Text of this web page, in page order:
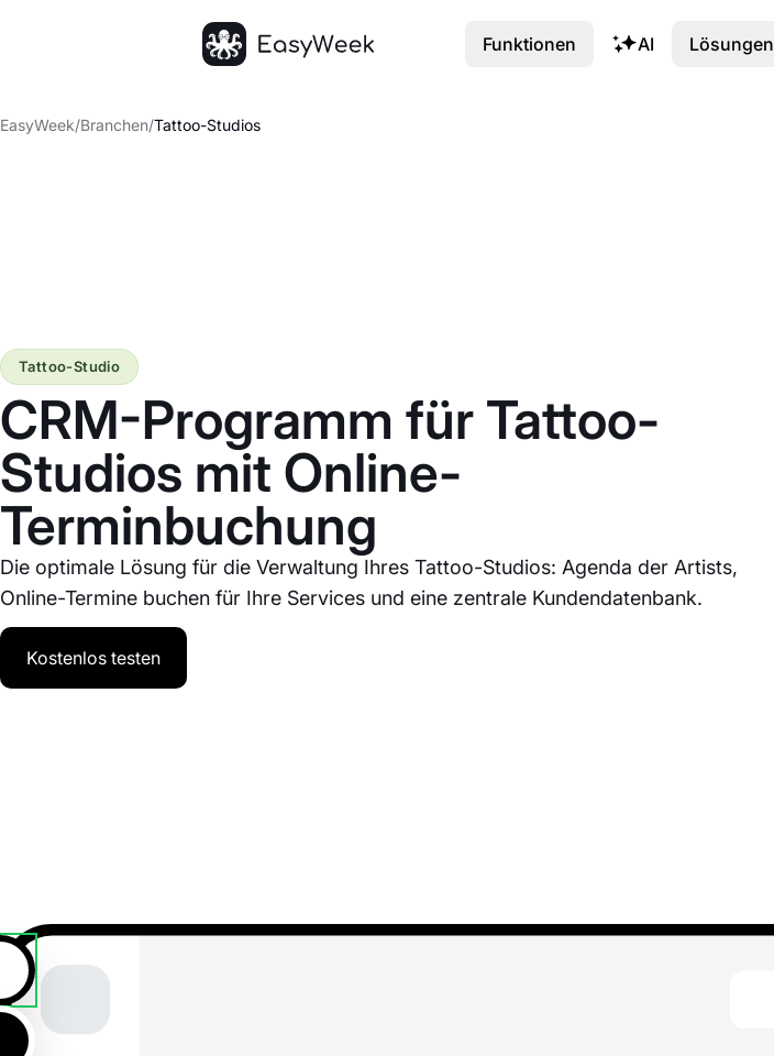
EasyWeek/Branchen/Tattoo-Studios
CRM-Programm für Tattoo-
Studios mit Online-
Terminbuchung
Die optimale Lösung für die Verwaltung Ihres Tattoo-Studios: Agenda der Artists,
Online-Termine buchen für Ihre Services und eine zentrale Kundendatenbank.
Tattoo-Studio
Kostenlos testen
Funktionen AI Lösungen